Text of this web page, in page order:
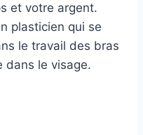
et votre argent.
plasticien qui se
le travail des bras
dans le visage.